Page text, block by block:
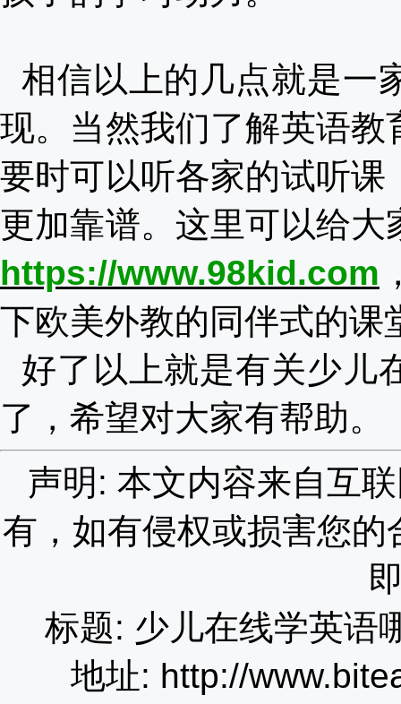
相信以上的几点就是一
现。当然我们了解英语
要时可以听各家的试听
更加靠谱。这里可以给
https://www.98kid.com
下欧美外教的同伴式的课
好了以上就是有关少儿
了，希望对大家有帮助。
声明: 本文内容来自互
有，如有侵权或损害您
标题: 少儿在线学英语
地址: http://